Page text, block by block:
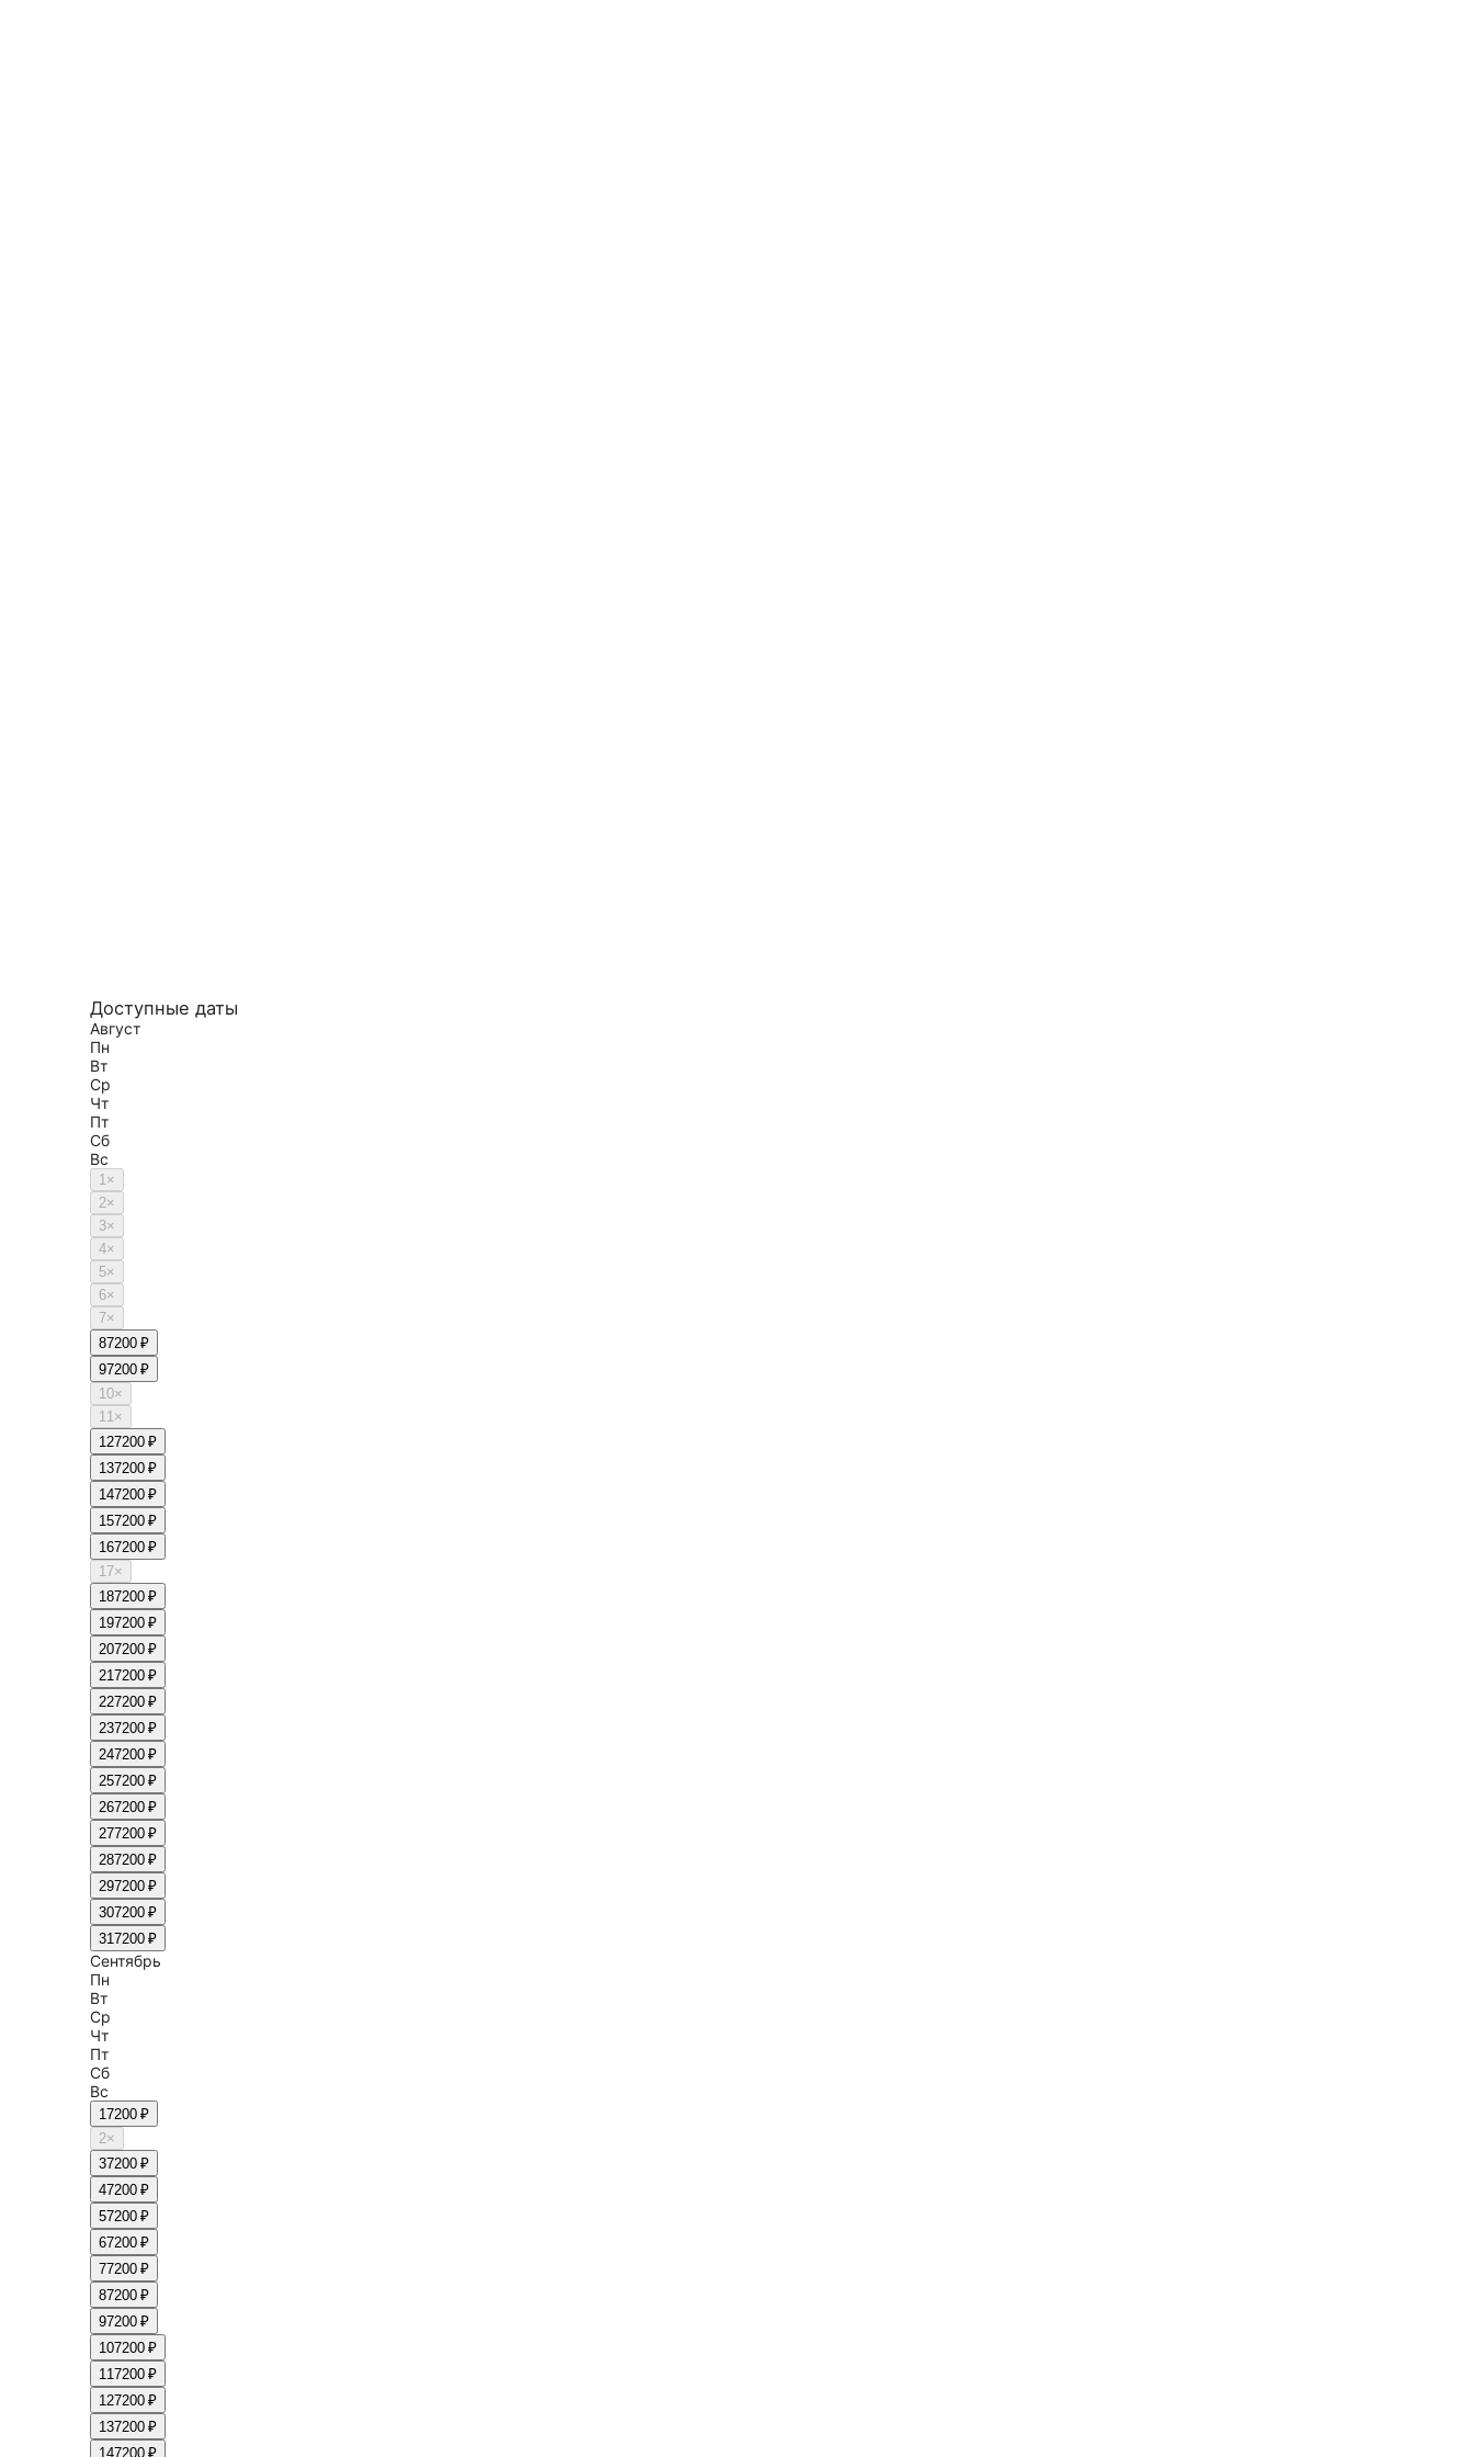
Доступные даты
Август
Пн
Вт
Ср
Чт
Пт
Сб
Вс
1×
2×
3×
4×
5×
6×
7×
87200 ₽
97200 ₽
10×
11×
127200 ₽
137200 ₽
147200 ₽
157200 ₽
167200 ₽
17×
187200 ₽
197200 ₽
207200 ₽
217200 ₽
227200 ₽
237200 ₽
247200 ₽
257200 ₽
267200 ₽
277200 ₽
287200 ₽
297200 ₽
307200 ₽
317200 ₽
Сентябрь
Пн
Вт
Ср
Чт
Пт
Сб
Вс
17200 ₽
2×
37200 ₽
47200 ₽
57200 ₽
67200 ₽
77200 ₽
87200 ₽
97200 ₽
107200 ₽
117200 ₽
127200 ₽
137200 ₽
147200 ₽